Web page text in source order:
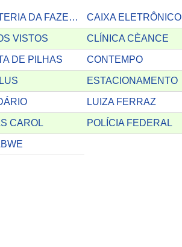
CAFETERIA DA FAZENDA CAIXA ELETRÔNICO
VISTOS CLÍNICA CÈANCE
DE PILHAS CONTEMPO
ESTACIONAMENTO
LUIZA FERRAZ
CAROL POLÍCIA FEDERAL